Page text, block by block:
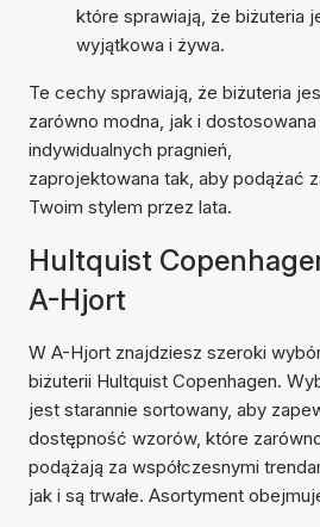
które sprawiają, że biżuteria
wyjątkowa i żywa.
Te cechy sprawiają, że biżuteria
zarówno modna, jak i dostosowana
indywidualnych pragnień,
zaprojektowana tak, aby podążać
Twoim stylem przez lata.
Hultquist
A-Hjort
W A-Hjort znajdziesz szeroki
biżuterii Hultquist Copenhagen.
jest starannie sortowany, aby
dostępność wzorów, które
podążają za współczesnymi
jak i są trwałe. Asortyment